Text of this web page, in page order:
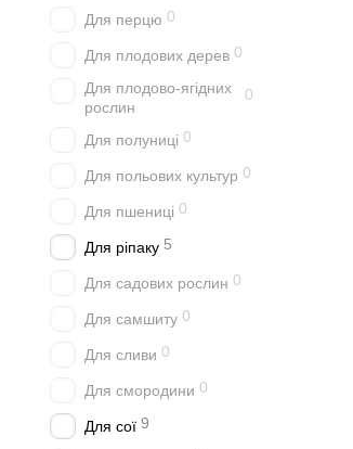
Для перцю 0
Для плодових дерев 0
Для плодово-ягідних
рослин
0
Для полуниці 0
Для польових культур 0
Для пшениці 0
Для ріпаку 5
Для садових рослин 0
Для самшиту 0
Для сливи 0
Для смородини 0
Для сої 9